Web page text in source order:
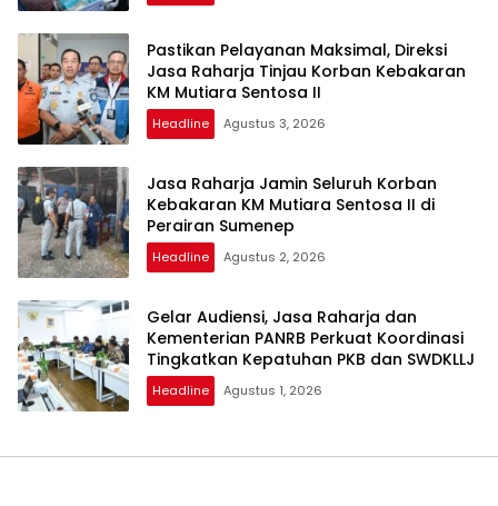
Pastikan Pelayanan Maksimal, Direksi
Jasa Raharja Tinjau Korban Kebakaran
KM Mutiara Sentosa II
Headline Agustus 3, 2026
Jasa Raharja Jamin Seluruh Korban
Kebakaran KM Mutiara Sentosa II di
Perairan Sumenep
Headline Agustus 2, 2026
Gelar Audiensi, Jasa Raharja dan
Kementerian PANRB Perkuat Koordinasi
Tingkatkan Kepatuhan PKB dan SWDKLLJ
Headline Agustus 1, 2026